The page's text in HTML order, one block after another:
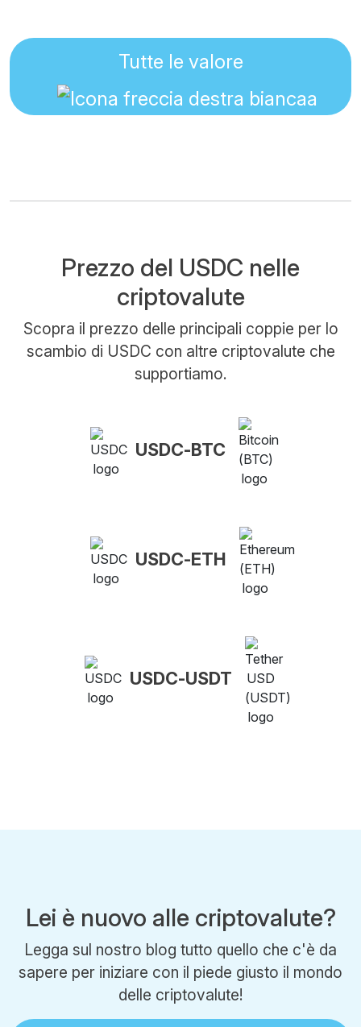
Tutte le valore
Prezzo del USDC nelle
criptovalute
Scopra il prezzo delle principali coppie per lo
scambio di USDC con altre criptovalute che
supportiamo.
USDC-BTC
USDC-ETH
USDC-USDT
Lei è nuovo alle criptovalute?
Legga sul nostro blog tutto quello che c'è da
sapere per iniziare con il piede giusto il mondo
delle criptovalute!